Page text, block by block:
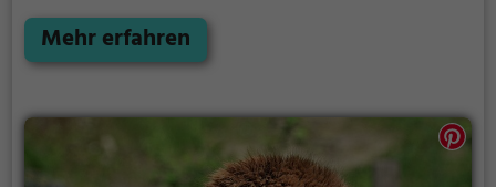
Familie. Die kuscheligen Tiere strahlen eine
unheimliche Ruhe aus und werden daher auch
Mehr erfahren